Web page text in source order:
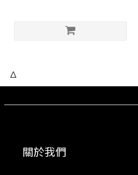
∆
關於我們